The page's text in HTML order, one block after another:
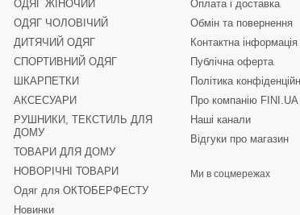
ОДЯГ ЖІНОЧИЙ
ОДЯГ ЧОЛОВІЧИЙ
ДИТЯЧИЙ ОДЯГ
СПОРТИВНИЙ ОДЯГ
ШКАРПЕТКИ
АКСЕСУАРИ
РУШНИКИ, ТЕКСТИЛЬ ДЛЯ
ДОМУ
ТОВАРИ ДЛЯ ДОМУ
НОВОРІЧНІ ТОВАРИ
Одяг для ОКТОБЕРФЕСТУ
Новинки
Оплата і доставка
Обмін та повернення
Контактна інформація
Публічна оферта
Політика
Про компанію FINI.UA
Наші канали
Відгуки про магазин
Ми в соцмережах